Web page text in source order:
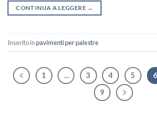
CONTINUA A LEGGERE →
Inserito inpavimenti per palestre
1 … 3 4 5 6
9